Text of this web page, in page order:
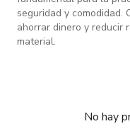
seguridad y comodidad.
ahorrar dinero y reducir
material.
No hay